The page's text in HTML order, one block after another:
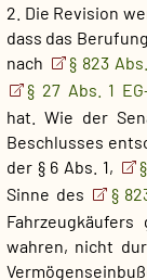
2. Die Revision
dass das
nach
§ 823
§ 27 Abs. 1
hat. Wie der
Beschlusses
der § 6 Abs. 1,
Sinne des
§
wahren, nicht